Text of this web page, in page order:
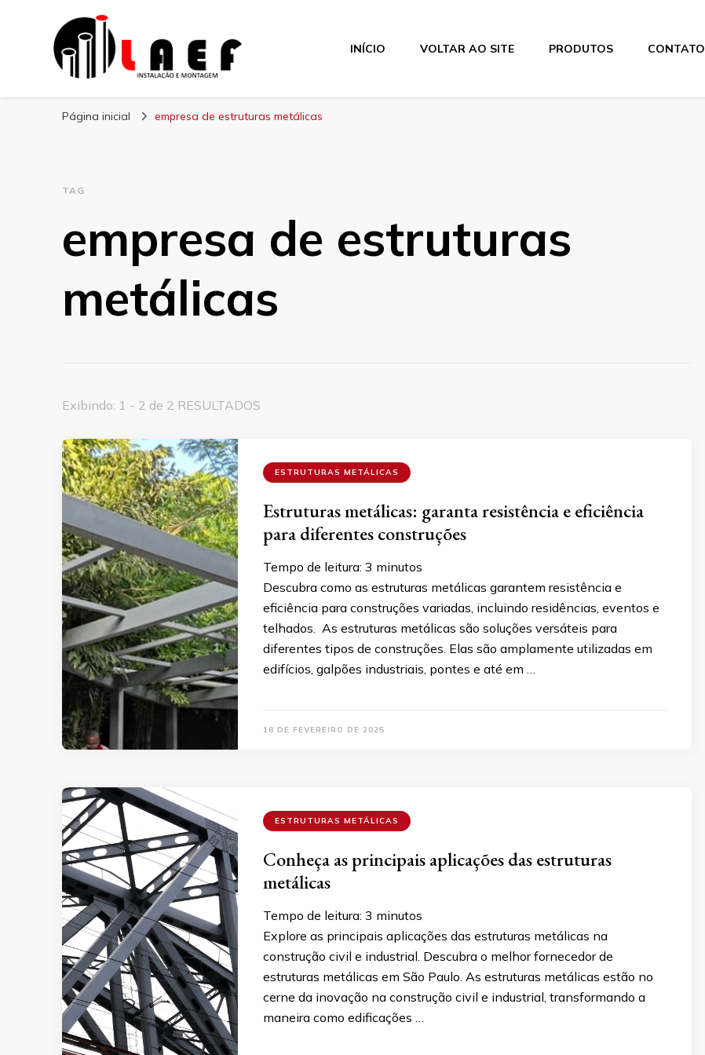
Laef
INÍCIO VOLTAR AO SITE PRODUTOS CONTATO
Página inicial empresa de estruturas metálicas
TAG
empresa de estruturas
metálicas
Exibindo: 1 - 2 de 2 RESULTADOS
ESTRUTURAS METÁLICAS
Estruturas metálicas: garanta resistência e eficiência
para diferentes construções
Tempo de leitura: 3 minutos
Descubra como as estruturas metálicas garantem resistência e
eficiência para construções variadas, incluindo residências, eventos e
telhados. As estruturas metálicas são soluções versáteis para
diferentes tipos de construções. Elas são amplamente utilizadas em
edifícios, galpões industriais, pontes e até em …
18 DE FEVEREIRO DE 2025
ESTRUTURAS METÁLICAS
Conheça as principais aplicações das estruturas
metálicas
Tempo de leitura: 3 minutos
Explore as principais aplicações das estruturas metálicas na
construção civil e industrial. Descubra o melhor fornecedor de
estruturas metálicas em São Paulo. As estruturas metálicas estão no
cerne da inovação na construção civil e industrial, transformando a
maneira como edificações …